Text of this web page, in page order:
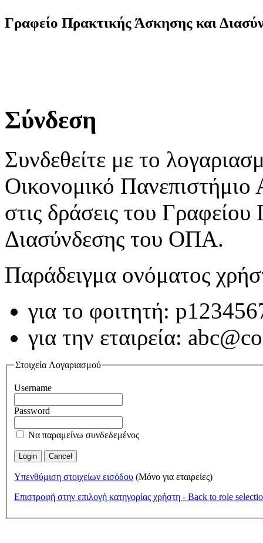
Γραφείο Πρακτικής Άσκησης και
Σύνδεση
Συνδεθείτε με το
Οικονομικό
στις δράσεις του
Διασύνδεσης του ΟΠΑ.
Παράδειγμα ονόματος
για το φοιτητή:
για την εταιρεία:
Στοιχεία Λογαριασμού
Username
Password
Να παραμείνω συνδεδεμένος
Υπενθύμιση στοιχείων εισόδου (Μόνο για εταιρείες)
Επιστροφή στην επιλογή κατηγορίας χρήστη - Back to role